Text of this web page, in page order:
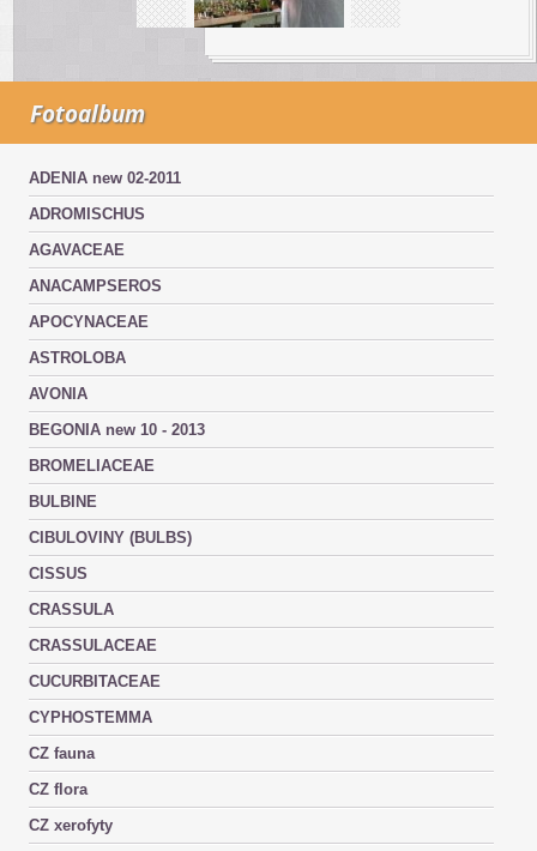
Fotoalbum
ADENIA new 02-2011
ADROMISCHUS
AGAVACEAE
ANACAMPSEROS
APOCYNACEAE
ASTROLOBA
AVONIA
BEGONIA new 10 - 2013
BROMELIACEAE
BULBINE
CIBULOVINY (BULBS)
CISSUS
CRASSULA
CRASSULACEAE
CUCURBITACEAE
CYPHOSTEMMA
CZ fauna
CZ flora
CZ xerofyty